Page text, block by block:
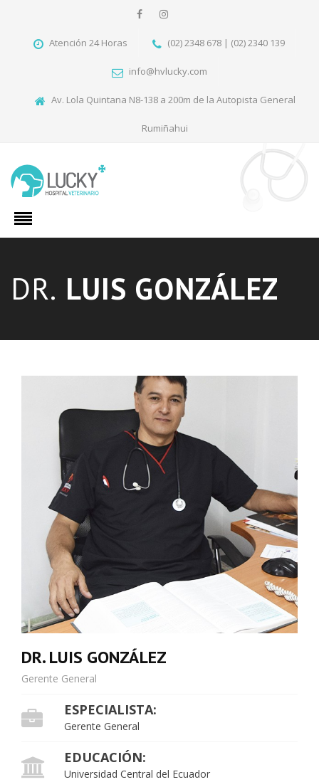
Atención 24 Horas (02) 2348 678 | (02) 2340 139
info@hvlucky.com
Av. Lola Quintana N8-138 a 200m de la Autopista General
Rumiñahui
DR. LUIS GONZÁLEZ
DR. LUIS GONZÁLEZ
Gerente General
ESPECIALISTA:
Gerente General
EDUCACIÓN:
Universidad Central del Ecuador